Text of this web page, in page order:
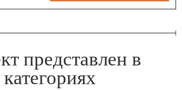
представлен в
категориях